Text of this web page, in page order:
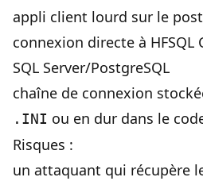
appli client lourd sur le
connexion directe à HFSQL
SQL Server/PostgreSQL
chaîne de connexion
.INI ou en dur dans le
Risques :
un attaquant qui récupère